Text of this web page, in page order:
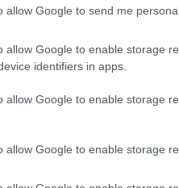
allow Google to send me
allow Google to enable storage
identifiers in apps.
allow Google to enable storage
allow Google to enable storage
στη γκάμα της
στη Βαρκελώνη της
παρουσίασης,
που σημείωσε η
την παρουσίασή της
στην Ευρώπη, με
επίπεδο.